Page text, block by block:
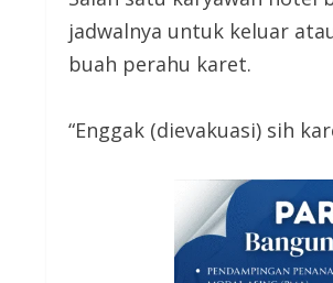
jadwalnya untuk keluar
buah perahu karet.
“Enggak (dievakuasi) sih